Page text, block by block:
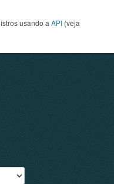
usando a API (veja